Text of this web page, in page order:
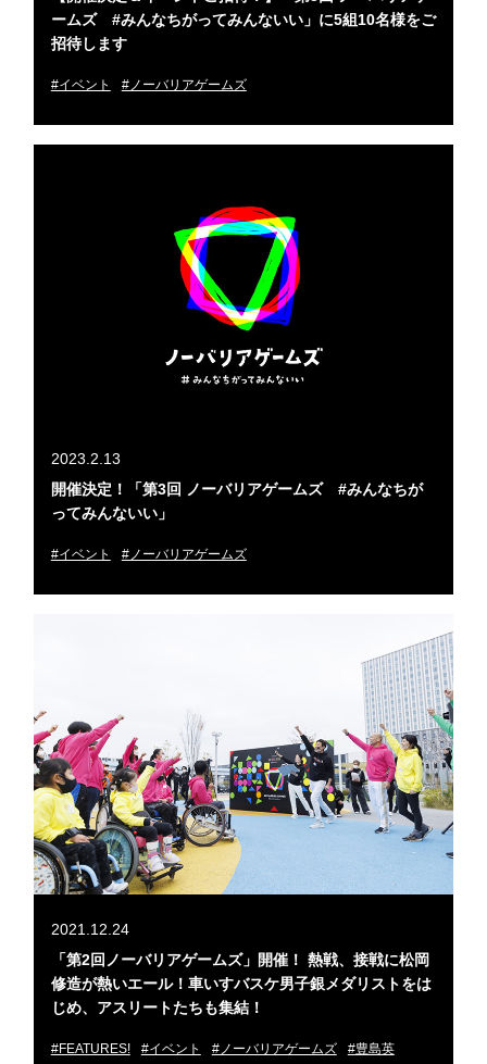
ームズ #みんなちがってみんないい」に5組10名様をご
招待します
#イベント #ノーバリアゲームズ
2023.2.13
開催決定！「第3回 ノーバリアゲームズ #みんなちが
ってみんないい」
#イベント #ノーバリアゲームズ
2021.12.24
「第2回ノーバリアゲームズ」開催！ 熱戦、接戦に松岡
修造が熱いエール！車いすバスケ男子銀メダリストをは
じめ、アスリートたちも集結！
#FEATURES! #イベント #ノーバリアゲームズ
#豊島英